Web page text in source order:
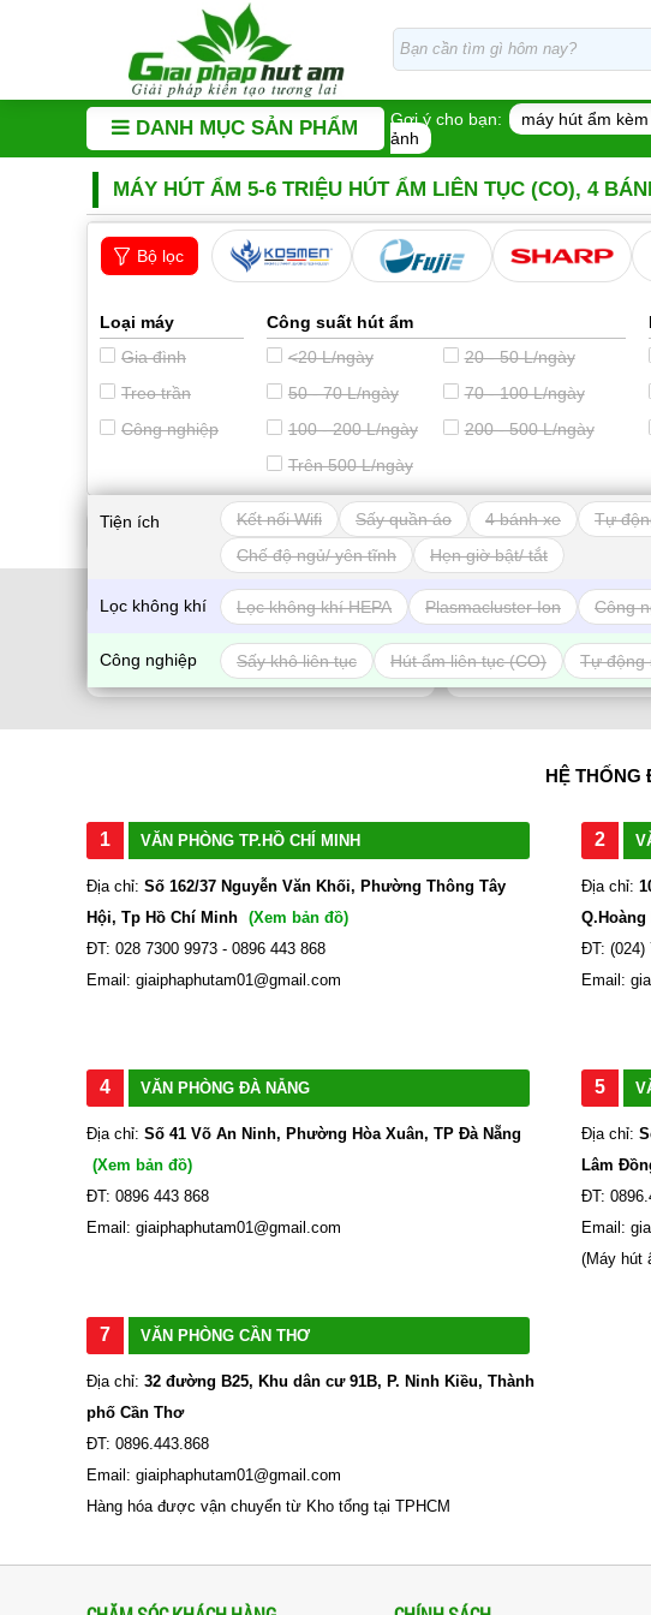
DANH MỤC SẢN PHẨM Gợi ý cho bạn: máy hút ẩm
ảnh
MÁY HÚT ẨM 5-6 TRIỆU HÚT ẨM LIÊN TỤC (CO), 4
Bộ lọc
Loại máy
Gia đình
Treo trần
Công nghiệp
Công suất hút ẩm
<20 L/ngày
20 - 50 L/ngày
50 - 70 L/ngày
70 - 100 L/ngày
100 - 200 L/ngày
200 - 500 L/ngày
Trên 500 L/ngày
Tiện ích Kết nối Wifi Sấy quần áo 4 bánh xe Tự
Chế độ ngủ/ yên tĩnh
Hẹn giờ bật/ tắt
Lọc không khí Lọc không khí HEPA Plasmacluster Ion Công
Công nghiệp Sấy khô liên tục Hút ẩm liên tục (CO) Tự động
Nhận hàng và thanh toán tại nhà 1 đổi 1 trong 7
HỆ THỐNG
1 VĂN PHÒNG TP.HỒ CHÍ MINH
Địa chỉ: Số 162/37 Nguyễn Văn Khối, Phường Thông Tây
Hội, Tp Hồ Chí Minh (Xem bản đồ)
ĐT: 028 7300 9973 - 0896 443 868
Email: giaiphaphutam01@gmail.com
2
Địa chỉ:
Q.Hoàng
ĐT: (024)
Email:
4 VĂN PHÒNG ĐÀ NẴNG
Địa chỉ: Số 41 Võ An Ninh, Phường Hòa Xuân, TP Đà Nẵng
(Xem bản đồ)
ĐT: 0896 443 868
Email: giaiphaphutam01@gmail.com
5
Địa chỉ:
Lâm
ĐT:
Email:
(Máy hút
7 VĂN PHÒNG CẦN THƠ
Địa chỉ: 32 đường B25, Khu dân cư 91B, P. Ninh Kiều, Thành
phố Cần Thơ
ĐT: 0896.443.868
Email: giaiphaphutam01@gmail.com
Hàng hóa được vận chuyển từ Kho tổng tại TPHCM